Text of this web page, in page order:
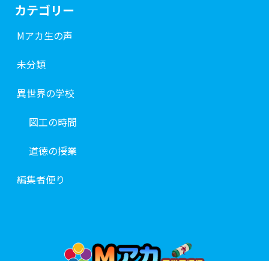
カテゴリー
Mアカ生の声
未分類
異世界の学校
図工の時間
道徳の授業
編集者便り